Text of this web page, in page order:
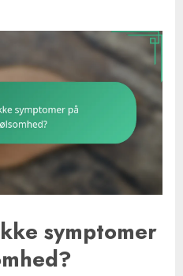
symptomer